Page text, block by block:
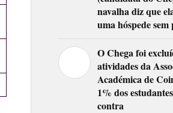
navalha diz que
uma hóspede sem
O Chega foi
atividades da
Académica de
1% dos
contra